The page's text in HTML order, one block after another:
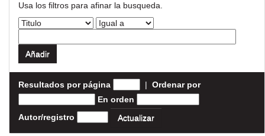
Usa los filtros para afinar la busqueda.
Resultados por página | Ordenar por
En orden
Autor/registro